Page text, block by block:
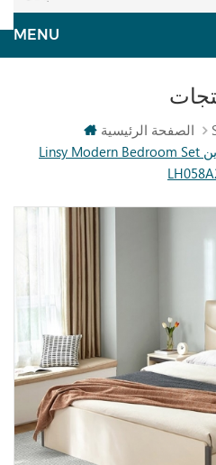
الصفحة الرئيسية
Linsy Modern Bedroom Set هوائي مزدوج سرير مع تخزين